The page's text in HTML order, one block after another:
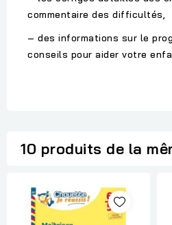
commentaire des difficultés,
– des informations sur le
conseils pour aider votre
10 produits de la